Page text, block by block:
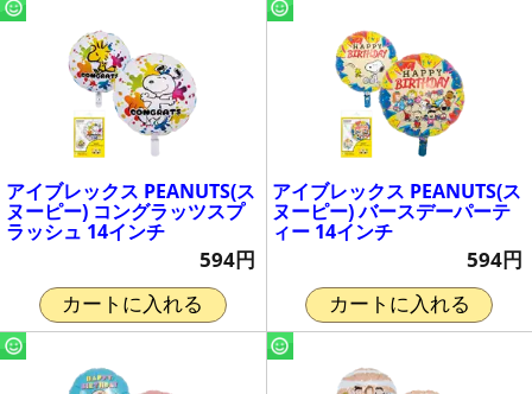
アイブレックス PEANUTS(ス
ヌーピー) コングラッツスプ
ラッシュ 14インチ
594円
カートに入れる
アイブレックス PEANUTS(ス
ヌーピー) バースデーパーテ
ィー 14インチ
594円
カートに入れる